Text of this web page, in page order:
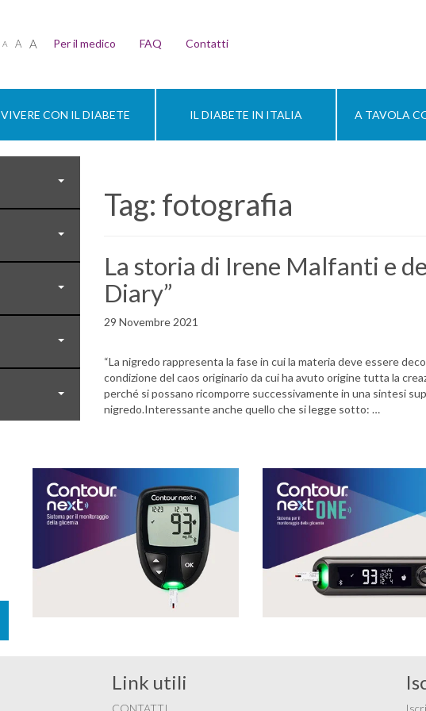
A A A Per il medico FAQ Contatti
VIVERE CON IL DIABETE IL DIABETE IN ITALIA A TAVOLA
Tag: fotografia
La storia di Irene Malfanti e
Diary”
29 Novembre 2021
“La nigredo rappresenta la fase in cui la materia deve essere
condizione del caos originario da cui ha avuto origine tutta la
perché si possano ricomporre successivamente in una sintesi
nigredo.Interessante anche quello che si legge sotto: …
Link utili
CONTATTI